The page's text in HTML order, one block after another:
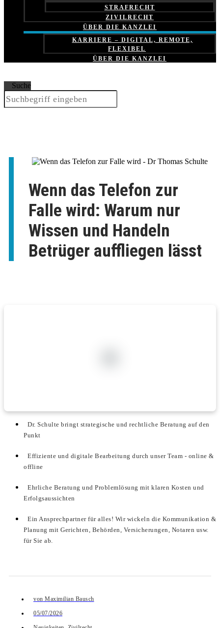
STRAFRECHT
ZIVILRECHT
ÜBER DIE KANZLEI
KARRIERE – DIGITAL, REMOTE,
FLEXIBEL
ÜBER DIE KANZLEI
Suche
Wenn das Telefon zur
Falle wird: Warum nur
Wissen und Handeln
Betrüger auffliegen lässt
Dr. Schulte bringt strategische und rechtliche Beratung auf den
Punkt
Effiziente und digitale Bearbeitung durch unser Team - online &
offline
Ehrliche Beratung und Problemlösung mit klaren Kosten und
Erfolgsaussichten
Ein Ansprechpartner für alles! Wir wickeln die Kommunikation &
Planung mit Gerichten, Behörden, Versicherungen, Notaren usw.
für Sie ab.
von Maximilian Bausch
05/07/2026